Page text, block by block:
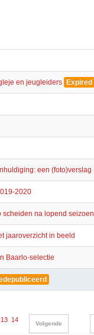
en jeugleiders Expired
een (foto)verslag
2020
scheiden na lopend seizoen
jaaroverzicht in beeld
Baarlo-selectie
13 14
Volgende